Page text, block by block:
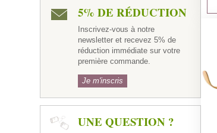
5% DE RÉDUCTION
Inscrivez-vous à notre
newsletter et recevez 5% de
réduction immédiate sur votre
première commande.
Je m'inscris
UNE QUESTION ?